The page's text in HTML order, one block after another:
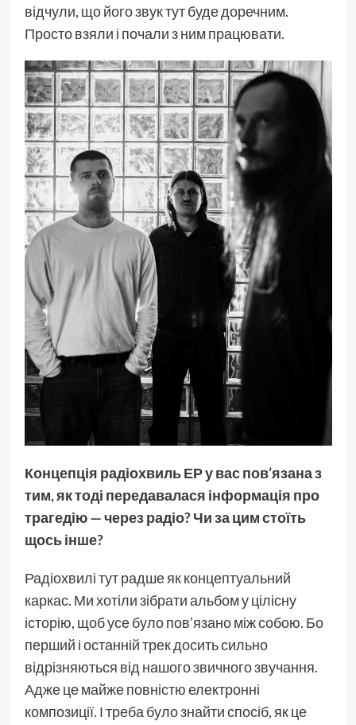
відчули, що його звук тут буде доречним.
Просто взяли і почали з ним працювати.
Концепція радіохвиль ЕР у вас пов’язана з
тим, як тоді передавалася інформація про
трагедію — через радіо? Чи за цим стоїть
щось інше?
Радіохвилі тут радше як концептуальний
каркас. Ми хотіли зібрати альбом у цілісну
історію, щоб усе було пов’язано між собою. Бо
перший і останній трек досить сильно
відрізняються від нашого звичного звучання.
Адже це майже повністю електронні
композиції. І треба було знайти спосіб, як це